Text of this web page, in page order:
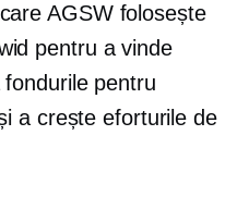
AGSW folosește
pentru a vinde
pentru
a crește eforturile de